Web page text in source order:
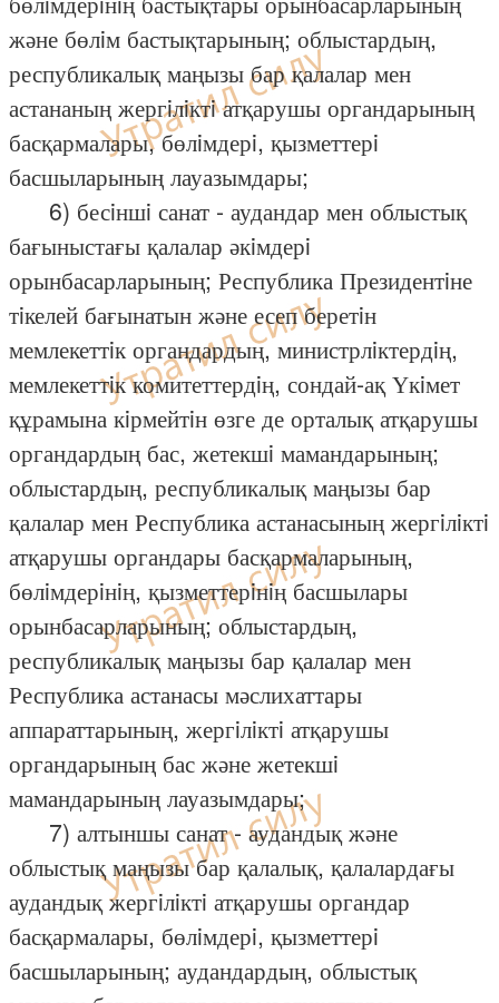
және бөлiм бастықтарының; облыстардың,
республикалық маңызы бар қалалар мен
астананың жергiлiктi атқарушы органдарының
басқармалары, бөлiмдерi, қызметтерi
басшыларының лауазымдары;
6) бесiншi санат - аудандар мен облыстық
бағыныстағы қалалар әкiмдерi
орынбасарларының; Республика Президентiне
тiкелей бағынатын және есеп беретiн
мемлекеттiк органдардың, министрлiктердiң,
мемлекеттiк комитеттердiң, сондай-ақ Үкiмет
құрамына кiрмейтiн өзге де орталық атқарушы
органдардың бас, жетекшi мамандарының;
облыстардың, республикалық маңызы бар
қалалар мен Республика астанасының жергiлiктi
атқарушы органдары басқармаларының,
бөлiмдерiнiң, қызметтерiнiң басшылары
орынбасарларының; облыстардың,
республикалық маңызы бар қалалар мен
Республика астанасы мәслихаттары
аппараттарының, жергiлiктi атқарушы
органдарының бас және жетекшi
мамандарының лауазымдары;
7) алтыншы санат - аудандық және
облыстық маңызы бар қалалық, қалалардағы
аудандық жергiлiктi атқарушы органдар
басқармалары, бөлiмдерi, қызметтерi
басшыларының; аудандардың, облыстық